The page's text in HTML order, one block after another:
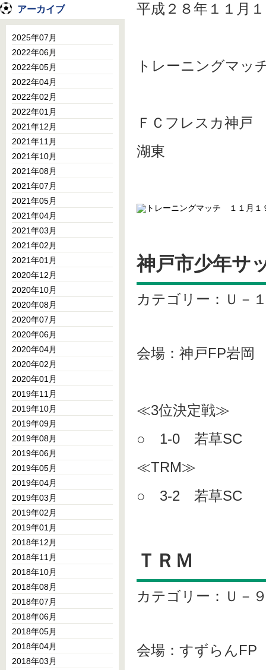
平成２８年１１月
トレーニングマ
ＦＣフレスカ神
湖東
神戸市少年サ
カテゴリー：Ｕ－
会場：神戸FP岩岡
≪3位決定戦≫
○ 1-0 若草SC
≪TRM≫
○ 3-2 若草SC
ＴＲＭ
カテゴリー：Ｕ－
会場：すずらんFP
アーカイブ
2025年07月
2022年06月
2022年05月
2022年04月
2022年02月
2022年01月
2021年12月
2021年11月
2021年10月
2021年08月
2021年07月
2021年05月
2021年04月
2021年03月
2021年02月
2021年01月
2020年12月
2020年10月
2020年08月
2020年07月
2020年06月
2020年04月
2020年02月
2020年01月
2019年11月
2019年10月
2019年09月
2019年08月
2019年06月
2019年05月
2019年04月
2019年03月
2019年02月
2019年01月
2018年12月
2018年11月
2018年10月
2018年08月
2018年07月
2018年06月
2018年05月
2018年04月
2018年03月